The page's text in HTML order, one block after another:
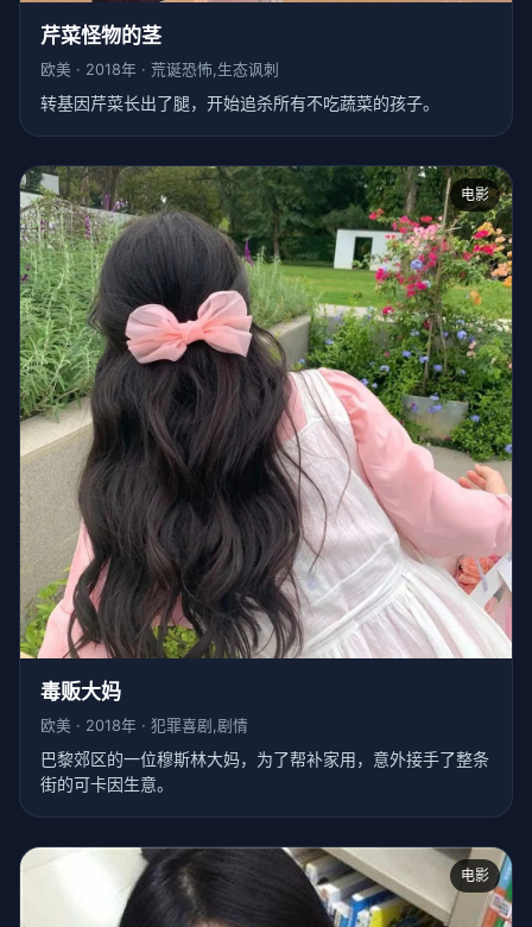
芹菜怪物的茎
欧美 · 2018年 · 荒诞恐怖,生态讽刺
转基因芹菜长出了腿，开始追杀所有不吃蔬菜的孩子。
电影
毒贩大妈
欧美 · 2018年 · 犯罪喜剧,剧情
巴黎郊区的一位穆斯林大妈，为了帮补家用，意外接手了整条
街的可卡因生意。
电影